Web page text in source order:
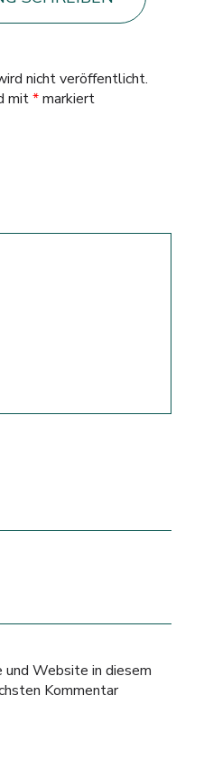
nicht veröffentlicht.
mit*markiert
Website in diesem
Kommentar